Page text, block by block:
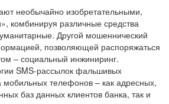
необычайно изобретательными,
комбинируя различные средства
Другой мошеннический
позволяющей распоряжаться
– социальный инжиниринг.
SMS-рассылок фальшивых
телефонов – как адресных,
баз данных клиентов банка, так и